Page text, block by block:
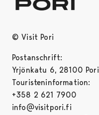
© Visit Pori
Postanschrift:
Yrjönkatu 6, 28100 Pori
Touristeninformation:
+358 2 621 7900
info@visitpori.fi